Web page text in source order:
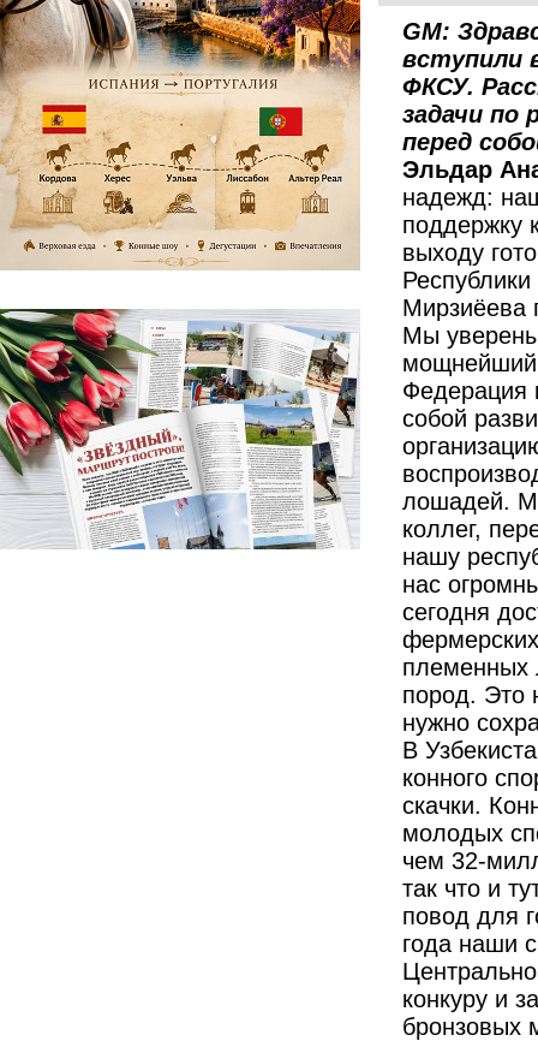
GM:
вступили
ФКСУ.
задачи по
перед
Эльдар
надежд:
поддержку
выходу
Мирзиёева
Мы
мощнейший
Федерация
собой
лошадей.
коллег,
нашу
нас
сегодня
племенных
пород. Это
нужно
В
конного
скачки.
молодых
чем 32-
так что и
повод для
года наши
конкуру и
бронзовых